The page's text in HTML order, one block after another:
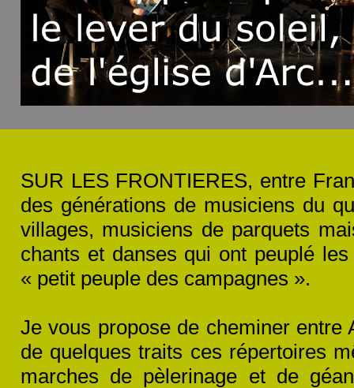
SUR LES FRONTIERES, entre
des générations de musiciens du
villages, musiciens de parquets
chants et danses qui ont peuplé
« petit peuple des campagnes ».
Je vous propose de cheminer entre
de quelques traits ces répertoires
marches de pèlerinage et de